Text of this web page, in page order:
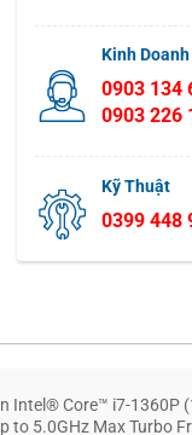
Kinh Doanh
0903 134
0903 226
Kỹ Thuật
0399 448
Intel® Core™ i7-1360P
to 5.0GHz Max Turbo